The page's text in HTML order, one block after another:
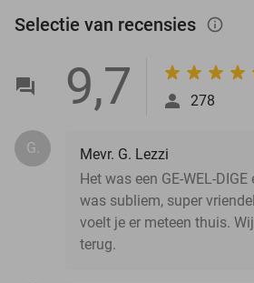
Selectie van recensies info_outlined
9,7 278
G.
Mevr. G. Lezzi
Het was een GE-WEL-
was subliem, super
voelt je er meteen thuis.
terug.